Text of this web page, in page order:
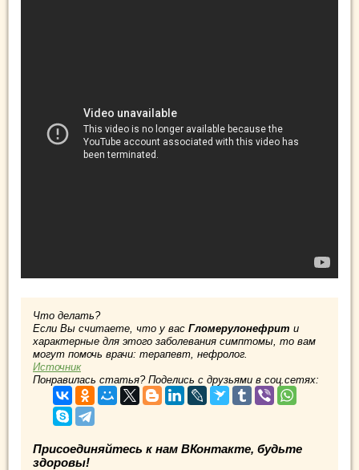
Что делать?
Если Вы считаете, что у вас Гломерулонефрит и
характерные для этого заболевания симптомы, то вам
могут помочь врачи: терапевт, нефролог.
Источник
Понравилась статья? Поделись с друзьями в соц.сетях:
Присоединяйтесь к нам ВКонтакте, будьте
здоровы!